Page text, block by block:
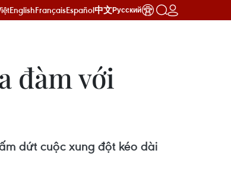
EnglishFrançaisEspañol中文Русский
đàm với
dứt cuộc xung đột kéo dài